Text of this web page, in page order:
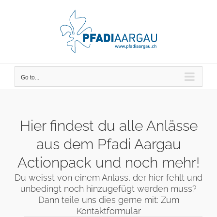
Go to...
Hier findest du alle Anlässe
aus dem Pfadi Aargau
Actionpack und noch mehr!
Du weisst von einem Anlass, der hier fehlt und
unbedingt noch hinzugefügt werden muss?
Dann teile uns dies gerne mit: Zum
Kontaktformular